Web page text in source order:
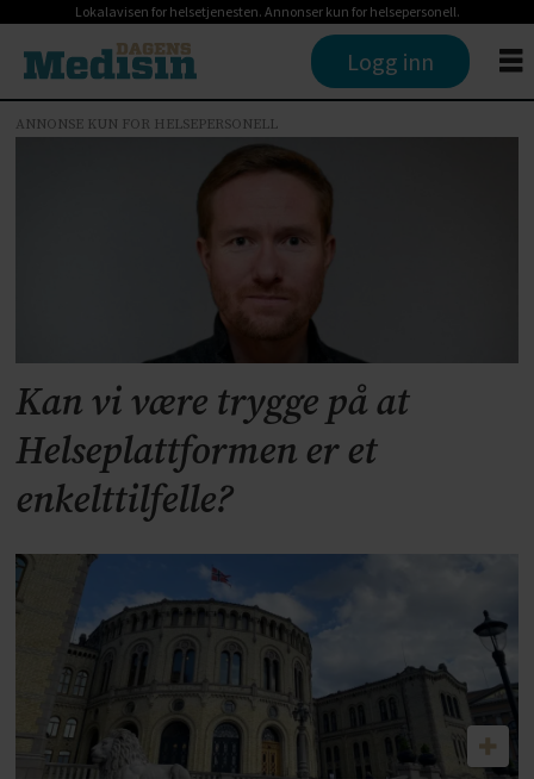
Lokalavisen for helsetjenesten. Annonser kun for helsepersonell.
Logg inn
omsorgsdepartementet
ANNONSE KUN FOR HELSEPERSONELL
Kan vi være trygge på at
Helseplattformen er et
enkelttilfelle?